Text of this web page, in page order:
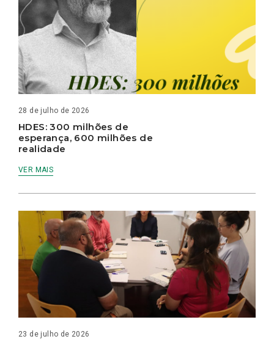
28 de julho de 2026
HDES: 300 milhões de
esperança, 600 milhões de
realidade
VER MAIS
23 de julho de 2026